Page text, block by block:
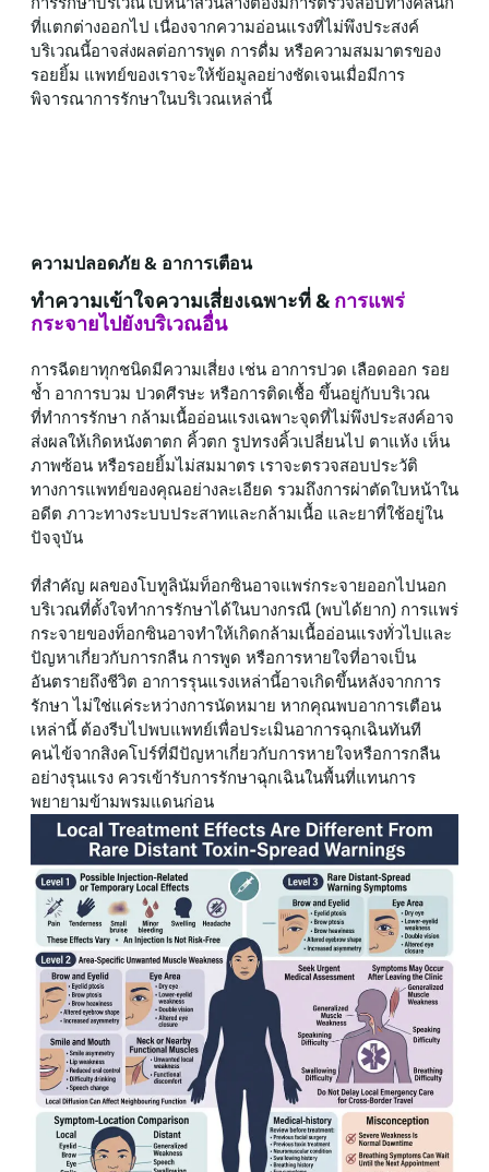
ที่แตกต่างออกไป เนื่องจากความอ่อนแรงที่ไม่พึงประสงค์
บริเวณนี้อาจส่งผลต่อการพูด การดื่ม หรือความสมมาตรของ
รอยยิ้ม แพทย์ของเราจะให้ข้อมูลอย่างชัดเจนเมื่อมีการ
พิจารณาการรักษาในบริเวณเหล่านี้
ความปลอดภัย & อาการเตือน
ทำความเข้าใจความเสี่ยงเฉพาะที่ & การแพร่
กระจายไปยังบริเวณอื่น
การฉีดยาทุกชนิดมีความเสี่ยง เช่น อาการปวด เลือดออก รอย
ช้ำ อาการบวม ปวดศีรษะ หรือการติดเชื้อ ขึ้นอยู่กับบริเวณ
ที่ทำการรักษา กล้ามเนื้ออ่อนแรงเฉพาะจุดที่ไม่พึงประสงค์อาจ
ส่งผลให้เกิดหนังตาตก คิ้วตก รูปทรงคิ้วเปลี่ยนไป ตาแห้ง เห็น
ภาพซ้อน หรือรอยยิ้มไม่สมมาตร เราจะตรวจสอบประวัติ
ทางการแพทย์ของคุณอย่างละเอียด รวมถึงการผ่าตัดใบหน้าใน
อดีต ภาวะทางระบบประสาทและกล้ามเนื้อ และยาที่ใช้อยู่ใน
ปัจจุบัน
ที่สำคัญ ผลของโบทูลินัมท็อกซินอาจแพร่กระจายออกไปนอก
บริเวณที่ตั้งใจทำการรักษาได้ในบางกรณี (พบได้ยาก) การแพร่
กระจายของท็อกซินอาจทำให้เกิดกล้ามเนื้ออ่อนแรงทั่วไปและ
ปัญหาเกี่ยวกับการกลืน การพูด หรือการหายใจที่อาจเป็น
อันตรายถึงชีวิต อาการรุนแรงเหล่านี้อาจเกิดขึ้นหลังจากการ
รักษา ไม่ใช่แค่ระหว่างการนัดหมาย หากคุณพบอาการเตือน
เหล่านี้ ต้องรีบไปพบแพทย์เพื่อประเมินอาการฉุกเฉินทันที
คนไข้จากสิงคโปร์ที่มีปัญหาเกี่ยวกับการหายใจหรือการกลืน
อย่างรุนแรง ควรเข้ารับการรักษาฉุกเฉินในพื้นที่แทนการ
พยายามข้ามพรมแดนก่อน